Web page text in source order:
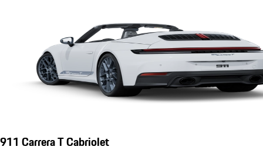
911 Carrera T Cabriolet